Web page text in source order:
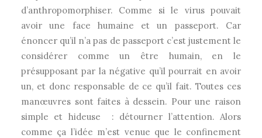
d’anthropomorphiser. Comme si le virus pouvait
avoir une face humaine et un passeport. Car
énoncer qu’il n’a pas de passeport c’est justement le
considérer comme un être humain, en le
présupposant par la négative qu’il pourrait en avoir
un, et donc responsable de ce qu’il fait. Toutes ces
manœuvres sont faites à dessein. Pour une raison
simple et hideuse : détourner l’attention. Alors
comme ça l’idée m’est venue que le confinement